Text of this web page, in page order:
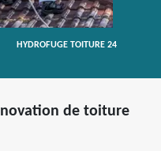
HYDROFUGE TOITURE 24
de toiture